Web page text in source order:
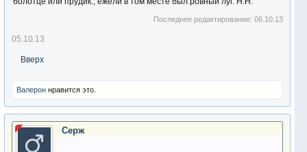
Последнее редактирование:06.10.13
05.10.13
Вверх
Валерон нравится это.
Серж